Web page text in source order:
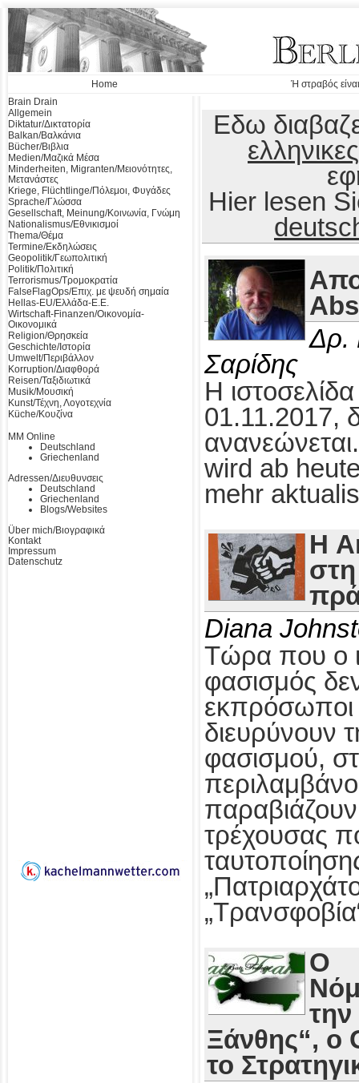
Home
Ή στραβός
Brain Drain
Allgemein
Diktatur/Δικτατορία
Balkan/Βαλκάνια
Bücher/Βιβλια
Medien/Μαζικά Μέσα
Minderheiten, Migranten/Μειονότητες,
Μετανάστες
Kriege, Flüchtlinge/Πόλεμοι, Φυγάδες
Sprache/Γλώσσα
Gesellschaft, Meinung/Κοινωνία, Γνώμη
Nationalismus/Εθνικισμοί
Thema/Θέμα
Termine/Εκδηλώσεις
Geopolitik/Γεωπολιτική
Politik/Πολιτική
Terrorismus/Τρομοκρατία
FalseFlagOps/Επιχ. με ψευδή σημαία
Hellas-EU/Ελλάδα-Ε.Ε.
Wirtschaft-Finanzen/Οικονομία-
Οικονομικά
Religion/Θρησκεία
Geschichte/Ιστορία
Umwelt/Περιβάλλον
Korruption/Διαφθορά
Reisen/Ταξιδιωτικά
Musik/Μουσική
Kunst/Τέχνη, Λογοτεχνία
Küche/Κουζίνα
MM Online
Deutschland
Griechenland
Adressen/Διευθυνσεις
Deutschland
Griechenland
Blogs/Websites
Über mich/Βιογραφικά
Kontakt
Impressum
Datenschutz
Εδω
ελληνικες
Hier lesen
Δρ.
Σαρίδης
Η
01.11.2017,
wird ab
mehr
Η
Diana
Τώρα που ο
φασισμός
εκπρόσωποι
διευρύνουν
φασισμού,
τρέχουσας
Ο
Ξάνθης“, ο
το